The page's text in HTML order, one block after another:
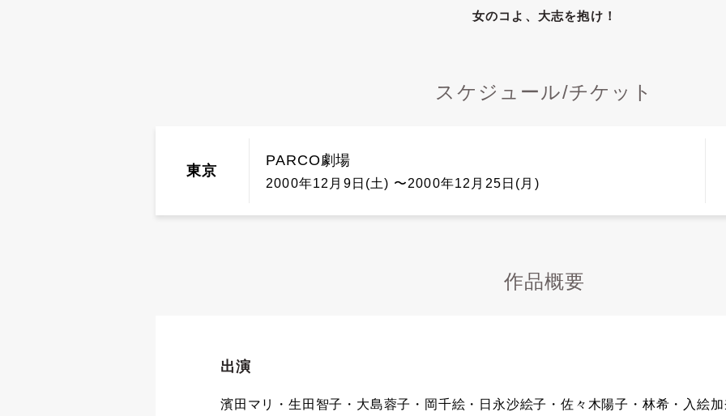
女のコよ、大志を抱け！
スケジュール/チケット
東京
PARCO劇場
2000年12月9日(土) 〜2000年12月25日(月)
作品概要
出演
濱田マリ・生田智子・大島蓉子・岡千絵・日永沙絵子・佐々木陽子・林希・入絵